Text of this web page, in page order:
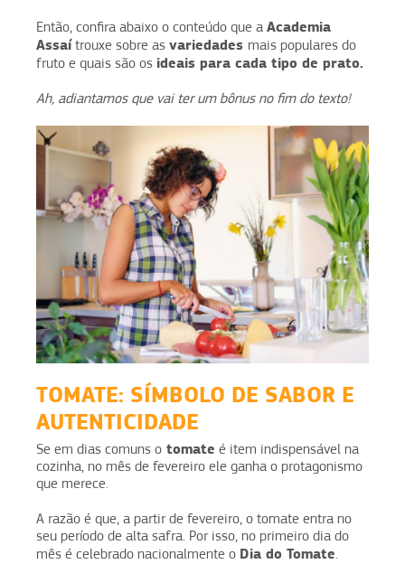
Então, confira abaixo o conteúdo que a Academia
Assaítrouxe sobre as variedades mais populares do
fruto e quais são os ideais para cada tipo de prato.
Ah, adiantamos que vai ter um bônus no fim do texto!
TOMATE: SÍMBOLO DE SABOR E
AUTENTICIDADE
Se em dias comuns o tomate é item indispensável na
cozinha, no mês de fevereiro ele ganha o protagonismo
que merece.
A razão é que, a partir de fevereiro, o tomate entra no
seu período de alta safra. Por isso, no primeiro dia do
mês é celebrado nacionalmente o Dia do Tomate.